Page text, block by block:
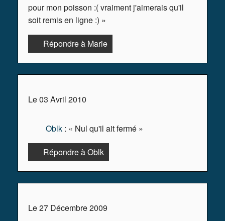
pour mon poisson :( vraiment j'aimerais qu'il
soit remis en ligne :) »
Répondre à Marie
Le 03 Avril 2010
Oblk : « Nul qu'il ait fermé »
Répondre à Oblk
Le 27 Décembre 2009